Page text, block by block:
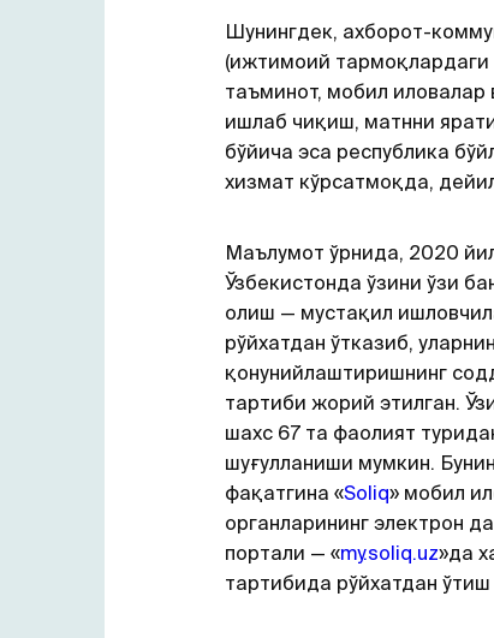
Шунингдек, ахборот-
(ижтимоий тармоқлардаги
таъминот, мобил иловалар
ишлаб чиқиш, матнни
бўйича эса республика
хизмат кўрсатмоқда,
Маълумот ўрнида, 2020
Ўзбекистонда ўзини ўзи
олиш — мустақил
рўйхатдан ўтказиб,
қонунийлаштиришнинг
тартиби жорий этилган.
шахс 67 та фаолият
шуғулланиши мумкин.
фақатгина «Soliq» мобил
органларининг электрон
портали — «my.soliq.uz»да
тартибида рўйхатдан